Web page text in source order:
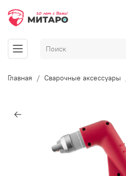
Главная Сварочные аксессуары